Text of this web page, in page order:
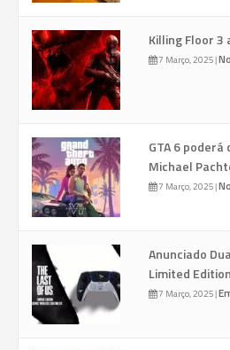
Killing Floor 3
7 Março, 2025|
GTA 6
Michael
7 Março, 2025|
Anunciado
Limited Edition
7 Março, 2025|